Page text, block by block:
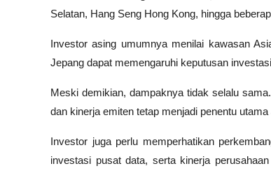
Selatan, Hang Seng Hong Kong, hingga
Investor asing umumnya menilai kawasan
Jepang dapat memengaruhi keputusan
Meski demikian, dampaknya tidak selalu
dan kinerja emiten tetap menjadi penentu
Investor juga perlu memperhatikan
investasi pusat data, serta kinerja